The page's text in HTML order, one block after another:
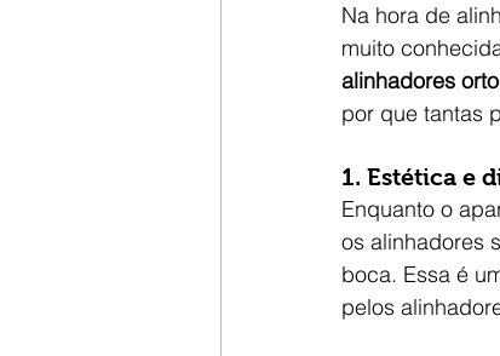
Na hora de
muito
alinhadores
por que tantas
1. Estética e
Enquanto o
os alinhadores
boca. Essa é
pelos